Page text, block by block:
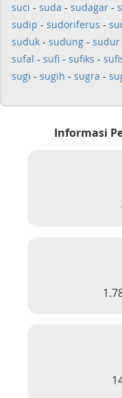
suci - suda - sudagar -
sudip - sudoriferus -
suduk - sudung - sudur
sufal - sufi - sufiks -
sugi - sugih - sugra -
Informasi